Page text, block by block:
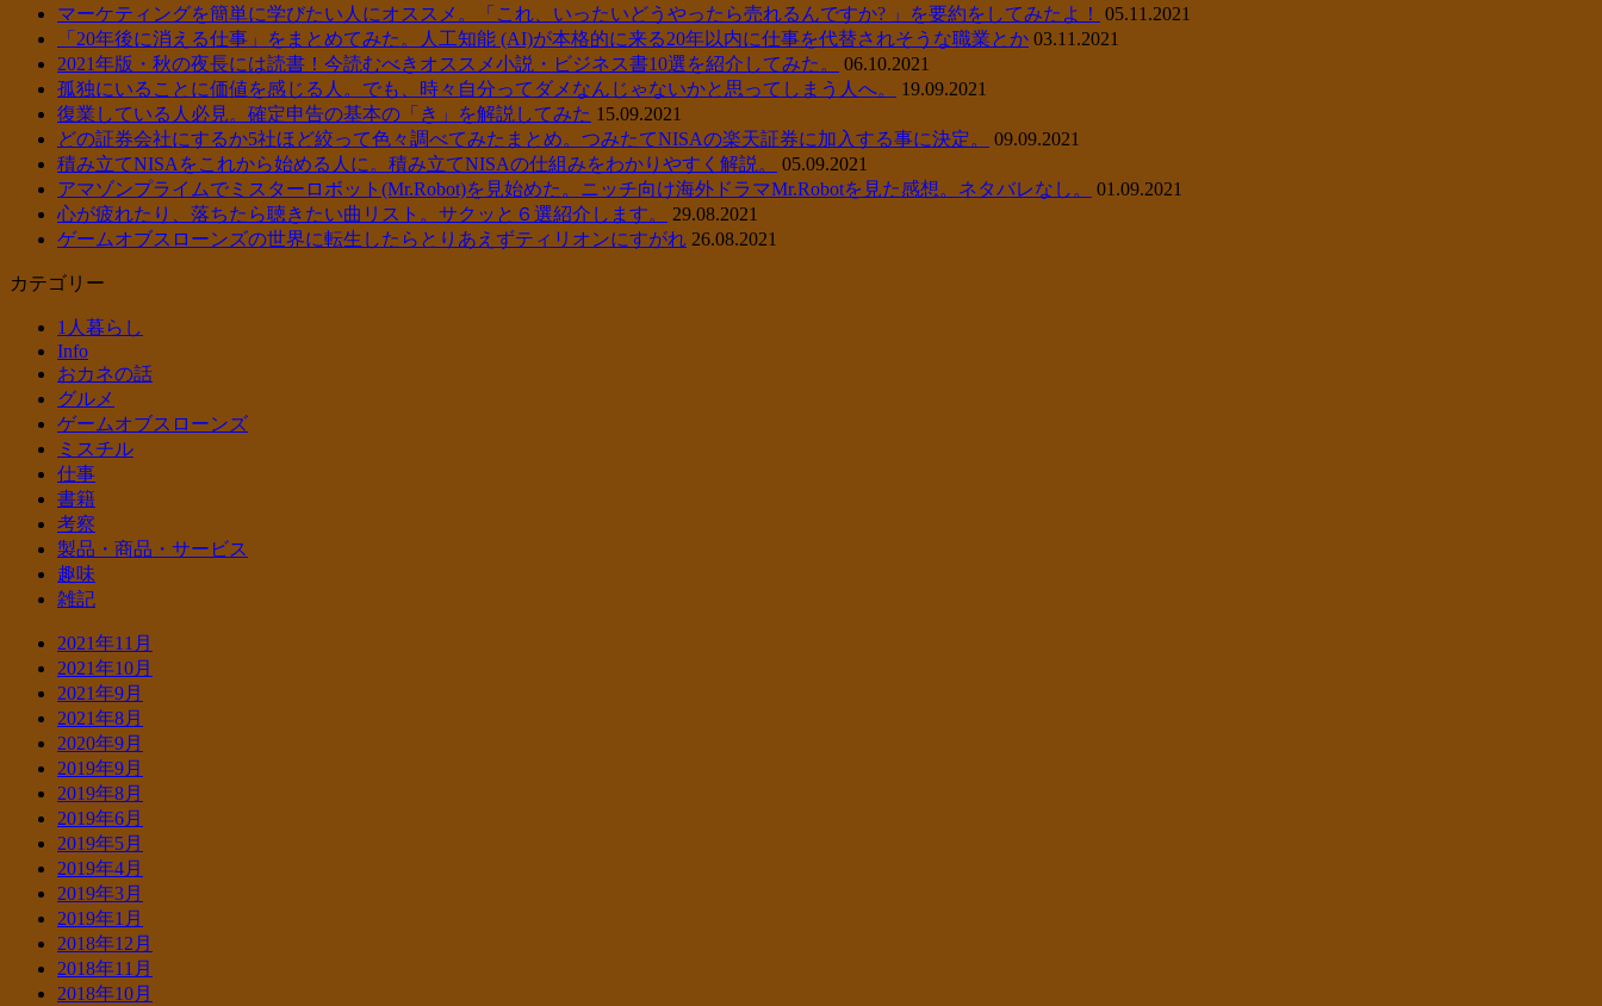
マーケティングを簡単に学びたい人にオススメ。「これ、いったいどうやったら売れるんですか? 」を要約をしてみたよ！
05.11.2021
「20年後に消える仕事」をまとめてみた。人工知能 (AI)が本格的に来る20年以内に仕事を代替されそうな職業とか 03.11.2021
2021年版・秋の夜長には読書！今読むべきオススメ小説・ビジネス書10選を紹介してみた。
06.10.2021
孤独にいることに価値を感じる人。でも、時々自分ってダメなんじゃないかと思ってしまう人へ。
19.09.2021
復業している人必見。確定申告の基本の「き」を解説してみた 15.09.2021
どの証券会社にするか5社ほど絞って色々調べてみたまとめ。つみたてNISAの楽天証券に加入する事に決定。
09.09.2021
積み立てNISAをこれから始める人に。積み立てNISAの仕組みをわかりやすく解説。
05.09.2021
アマゾンプライムでミスターロボット(Mr.Robot)を見始めた。ニッチ向け海外ドラマMr.Robotを見た感想。ネタバレなし。
01.09.2021
心が疲れたり、落ちたら聴きたい曲リスト。サクッと６選紹介します。
29.08.2021
ゲームオブスローンズの世界に転生したらとりあえずティリオンにすがれ 26.08.2021
カテゴリー
1人暮らし
Info
おカネの話
グルメ
ゲームオブスローンズ
ミスチル
仕事
書籍
考察
製品・商品・サービス
趣味
雑記
2021年11月
2021年10月
2021年9月
2021年8月
2020年9月
2019年9月
2019年8月
2019年6月
2019年5月
2019年4月
2019年3月
2019年1月
2018年12月
2018年11月
2018年10月